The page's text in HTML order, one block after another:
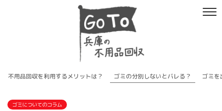
不用品回収を利用するメリットは？ ゴミの分別しないとバレる？ ゴミ
ゴミについてのコラム